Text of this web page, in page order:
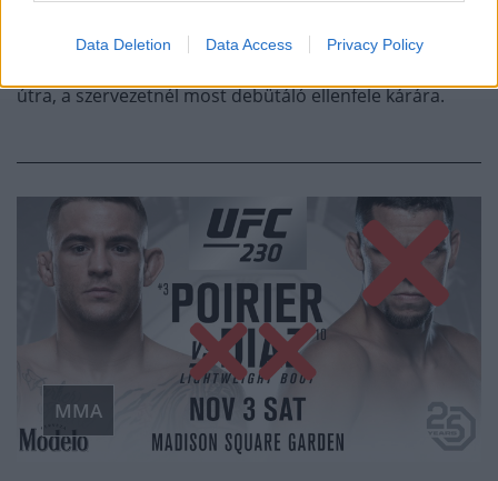
Data Deletion Data Access Privacy Policy
útra, a szervezetnél most debütáló ellenfele kárára.
MMA